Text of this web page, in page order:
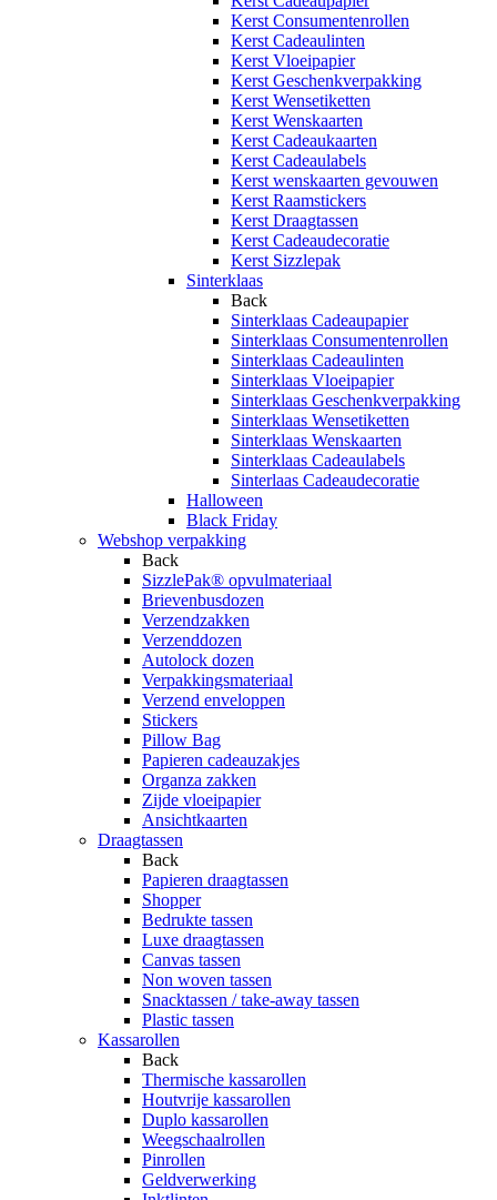
Kerst Consumentenrollen
Kerst Cadeaulinten
Kerst Vloeipapier
Kerst Geschenkverpakking
Kerst Wensetiketten
Kerst Wenskaarten
Kerst Cadeaukaarten
Kerst Cadeaulabels
Kerst wenskaarten gevouwen
Kerst Raamstickers
Kerst Draagtassen
Kerst Cadeaudecoratie
Kerst Sizzlepak
Sinterklaas
Back
Sinterklaas Cadeaupapier
Sinterklaas Consumentenrollen
Sinterklaas Cadeaulinten
Sinterklaas Vloeipapier
Sinterklaas Geschenkverpakking
Sinterklaas Wensetiketten
Sinterklaas Wenskaarten
Sinterklaas Cadeaulabels
Sinterlaas Cadeaudecoratie
Halloween
Black Friday
Webshop verpakking
Back
SizzlePak® opvulmateriaal
Brievenbusdozen
Verzendzakken
Verzenddozen
Autolock dozen
Verpakkingsmateriaal
Verzend enveloppen
Stickers
Pillow Bag
Papieren cadeauzakjes
Organza zakken
Zijde vloeipapier
Ansichtkaarten
Draagtassen
Back
Papieren draagtassen
Shopper
Bedrukte tassen
Luxe draagtassen
Canvas tassen
Non woven tassen
Snacktassen / take-away tassen
Plastic tassen
Kassarollen
Back
Thermische kassarollen
Houtvrije kassarollen
Duplo kassarollen
Weegschaalrollen
Pinrollen
Geldverwerking